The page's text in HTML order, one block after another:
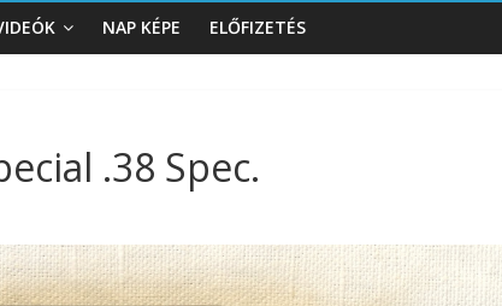
NAP KÉPE ELŐFIZETÉS
.38 Spec.